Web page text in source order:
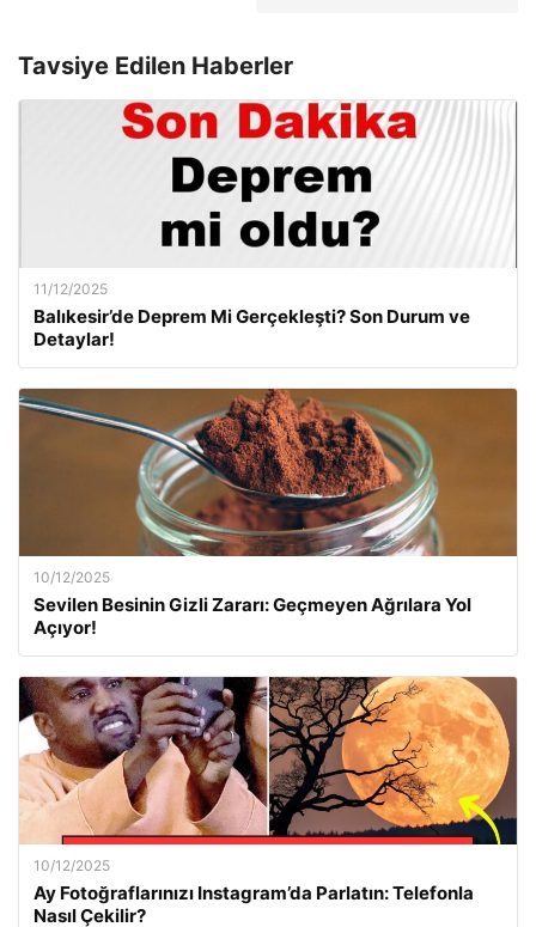
Tavsiye Edilen Haberler
11/12/2025
Balıkesir’de Deprem Mi Gerçekleşti? Son Durum ve
Detaylar!
10/12/2025
Sevilen Besinin Gizli Zararı: Geçmeyen Ağrılara Yol
Açıyor!
10/12/2025
Ay Fotoğraflarınızı Instagram’da Parlatın: Telefonla
Nasıl Çekilir?